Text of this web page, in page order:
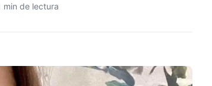
min de lectura